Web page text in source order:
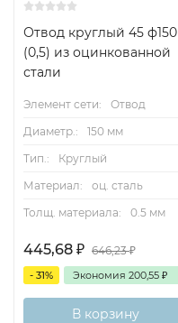
Отвод круглый 45 ф150
(0,5) из оцинкованной
стали
Элемент сети:
Отвод
Диаметр.:
150 мм
Тип.:
Круглый
Материал:
оц. сталь
Толщ. материала:
0.5 мм
445,68 ₽ 646,23₽
- 31% Экономия 200,55 ₽
В корзину